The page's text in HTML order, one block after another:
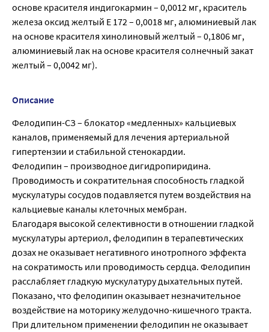
основе красителя индигокармин – 0,0012 мг, краситель
железа оксид желтый Е 172 – 0,0018 мг, алюминиевый лак
на основе красителя хинолиновый желтый – 0,1806 мг,
алюминиевый лак на основе красителя солнечный закат
желтый – 0,0042 мг).
Описание
Фелодипин-СЗ – блокатор «медленных» кальциевых
каналов, применяемый для лечения артериальной
гипертензии и стабильной стенокардии.
Фелодипин – производное дигидропиридина.
Проводимость и сократительная способность гладкой
мускулатуры сосудов подавляется путем воздействия на
кальциевые каналы клеточных мембран.
Благодаря высокой селективности в отношении гладкой
мускулатуры артериол, фелодипин в терапевтических
дозах не оказывает негативного инотропного эффекта
на сократимость или проводимость сердца. Фелодипин
расслабляет гладкую мускулатуру дыхательных путей.
Показано, что фелодипин оказывает незначительное
воздействие на моторику желудочно-кишечного тракта.
При длительном применении фелодипин не оказывает